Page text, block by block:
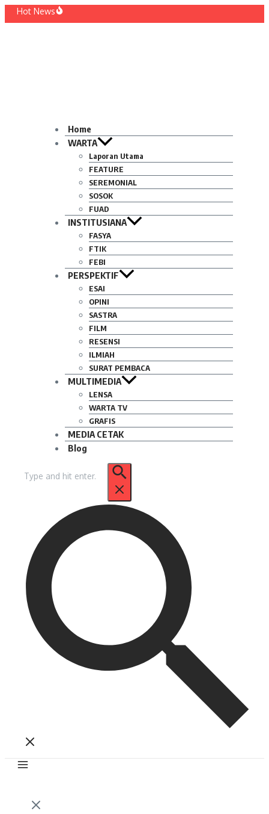
Lewati
ke
Hot News
Home
WARTA
Laporan Utama
FEATURE
SEREMONIAL
SOSOK
FUAD
INSTITUSIANA
FASYA
FTIK
FEBI
PERSPEKTIF
ESAI
OPINI
SASTRA
FILM
RESENSI
ILMIAH
SURAT PEMBACA
MULTIMEDIA
LENSA
WARTA TV
GRAFIS
MEDIA CETAK
Blog
untuk: